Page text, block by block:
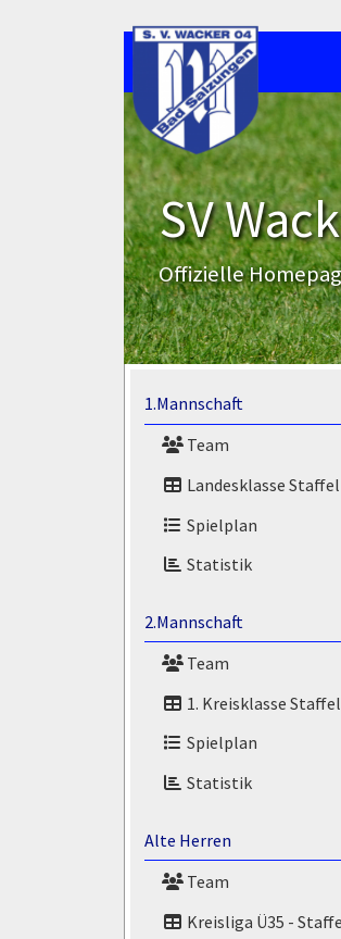
SV
Offizielle
1.Mannschaft
Team
Landesklasse Staffel
Spielplan
Statistik
2.Mannschaft
Team
1. Kreisklasse
Spielplan
Statistik
Alte Herren
Team
Kreisliga Ü35 -